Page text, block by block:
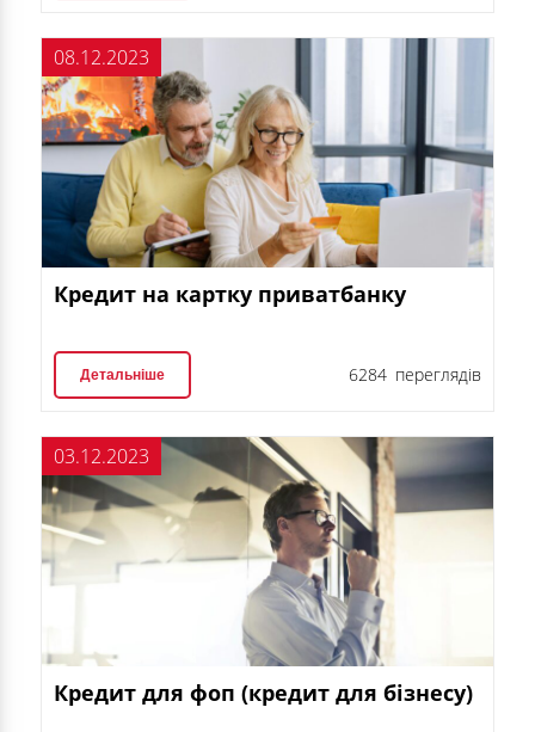
08.12.2023
Кредит на картку приватбанку
Детальніше 6284 переглядів
03.12.2023
Кредит для фоп (кредит для бізнесу)